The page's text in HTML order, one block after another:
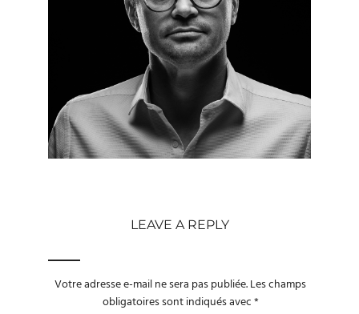
LEAVE A REPLY
Votre adresse e-mail ne sera pas publiée.Les champs
obligatoires sont indiqués avec*